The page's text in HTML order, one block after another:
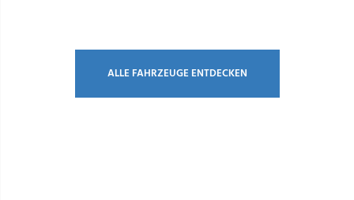
ALLE FAHRZEUGE ENTDECKEN